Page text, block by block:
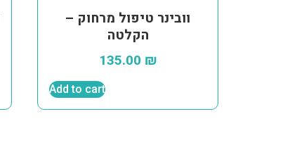
וובינר טיפול מרחוק –
הקלטה
135.00 ₪
Add to cart